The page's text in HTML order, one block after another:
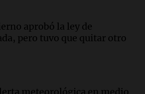
de fertilidad y la
de millonarios
clave sobre el
Villa Dolores
aprobó la ley de
pero tuvo que quitar otro